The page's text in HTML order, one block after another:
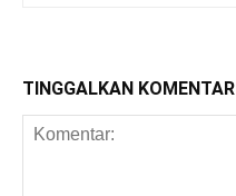
TINGGALKAN KOMENTAR